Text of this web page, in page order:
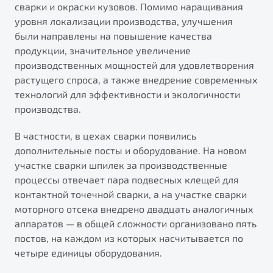
Элегантный и практичный седан
от 1 699 990 ₽*
Обзор В наличии
X70
от 2 499 990 ₽*
Узнайте о специальных выгодах при покупке
автомобиля Belgee
Подробно
Тест-драйв
Автокредит
Спецпредложения
Будьте еще более уверены на дорогах с программой
"Помощь на дорогах"
Преимущества программы
Запись на сервис
Калькулятор ТО
Клиентская поддержка
сварки и окраски кузовов. Помимо наращивания
уровня локализации производства, улучшения
были направлены на повышение качества
продукции, значительное увеличение
производственных мощностей для удовлетворения
растущего спроса, а также внедрение современных
технологий для эффективности и экологичности
производства.
В частности, в цехах сварки появились
дополнительные посты и оборудование. На новом
участке сварки шпилек за производственные
процессы отвечает пара подвесных клещей для
контактной точечной сварки, а на участке сварки
моторного отсека внедрено двадцать аналогичных
аппаратов — в общей сложности организовано пять
постов, на каждом из которых насчитывается по
четыре единицы оборудования.